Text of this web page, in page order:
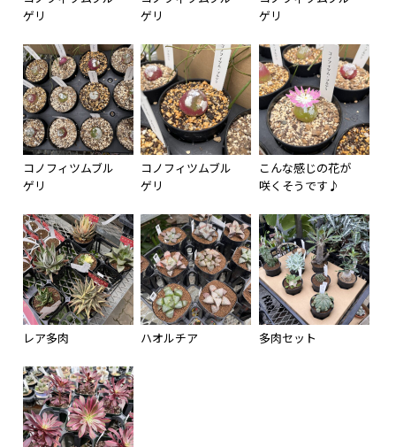
ゲリ
ゲリ
ゲリ
コノフィツムブル
ゲリ
コノフィツムブル
ゲリ
こんな感じの花が
咲くそうです♪
レア多肉 ハオルチア 多肉セット